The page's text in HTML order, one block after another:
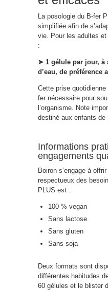
La posologie du B-fer
simplifiée afin de
vie. Pour les adultes
:
➤ 1 gélule par jour, à
d’eau, de préférence
Cette prise
fer nécessaire pour
l’organisme. Note
destiné aux enfants de
Informations
engagements
Boiron s’engage à
respectueux des
PLUS est :
100 % vegan
Sans lactose
Sans gluten
Sans soja
Deux formats sont
différentes habitudes
60 gélules et le blister